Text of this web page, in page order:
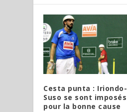
Cesta punta : Iriondo-
Suso se sont imposés
pour la bonne cause